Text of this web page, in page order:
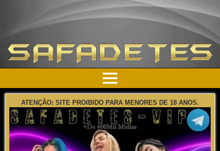
ATENÇÃO: SITE PROIBIDO PARA MENORES DE 18 ANOS.